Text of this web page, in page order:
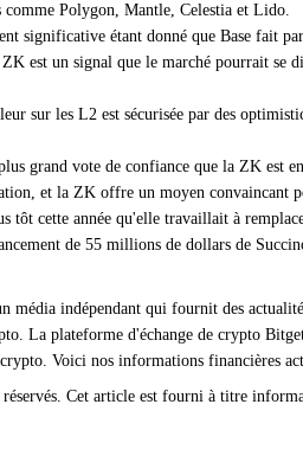
comme Polygon, Mantle, Celestia et Lido.
significative étant donné que Base fait
est un signal que le marché pourrait
sur les L2 est sécurisée par des
plus grand vote de confiance que la ZK
et la ZK offre un moyen convaincant
tôt cette année qu'elle travaillait à
de 55 millions de dollars de
média indépendant qui fournit des
La plateforme d'échange de crypto
Voici nos informations financières
Cet article est fourni à titre